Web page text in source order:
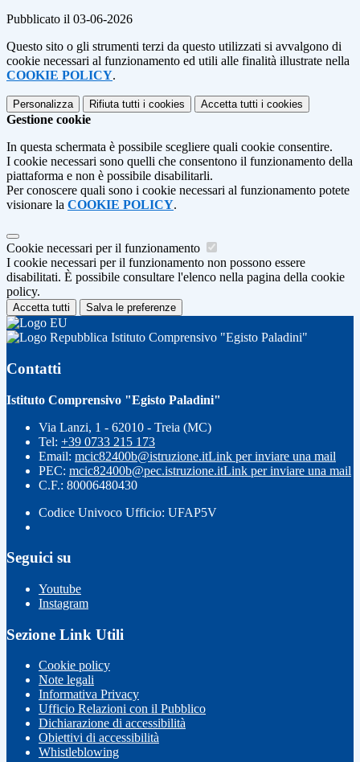
Pubblicato il 03-06-2026
Questo sito o gli strumenti terzi da questo utilizzati si avvalgono di
cookie necessari al funzionamento ed utili alle finalità illustrate nella
COOKIE POLICY.
Personalizza Rifiuta tutti i cookies Accetta tutti i cookies
Gestione cookie
In questa schermata è possibile scegliere quali cookie consentire.
I cookie necessari sono quelli che consentono il funzionamento della
piattaforma e non è possibile disabilitarli.
Per conoscere quali sono i cookie necessari al funzionamento potete
visionare la COOKIE POLICY.
Cookie necessari per il funzionamento
I cookie necessari per il funzionamento non possono essere
disabilitati. È possibile consultare l'elenco nella pagina della cookie
policy.
Accetta tutti Salva le preferenze
Istituto Comprensivo "Egisto Paladini"
Contatti
Istituto Comprensivo "Egisto Paladini"
Via Lanzi, 1 - 62010 - Treia (MC)
Tel: +39 0733 215 173
Email: mcic82400b@istruzione.itLink per inviare una mail
PEC: mcic82400b@pec.istruzione.itLink per inviare una mail
C.F.: 80006480430
Codice Univoco Ufficio: UFAP5V
Seguici su
Youtube
Instagram
Sezione Link Utili
Cookie policy
Note legali
Informativa Privacy
Ufficio Relazioni con il Pubblico
Dichiarazione di accessibilità
Obiettivi di accessibilità
Whistleblowing